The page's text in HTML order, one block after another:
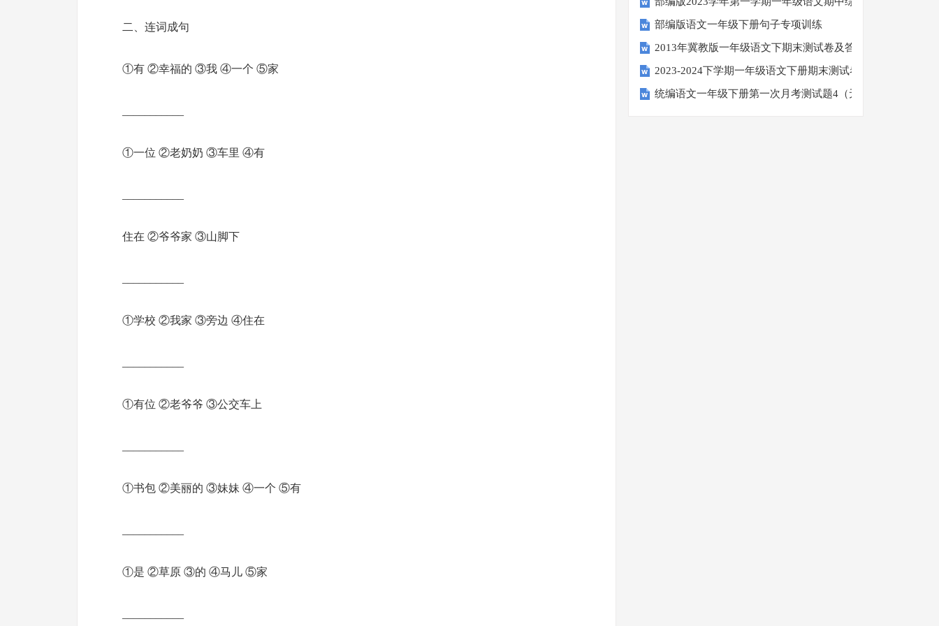
二、连词成句
①有 ②幸福的 ③我 ④一个 ⑤家
①一位 ②老奶奶 ③车里 ④有
住在 ②爷爷家 ③山脚下
①学校 ②我家 ③旁边 ④住在
①有位 ②老爷爷 ③公交车上
①书包 ②美丽的 ③妹妹 ④一个 ⑤有
①是 ②草原 ③的 ④马儿 ⑤家
部编版语文一年级下册句子专项训练
2013年冀教版一年级语文下期末测试卷及答案
2023-2024下学期一年级语文下册期末测试卷
统编语文一年级下册第一次月考测试题4（无答案）